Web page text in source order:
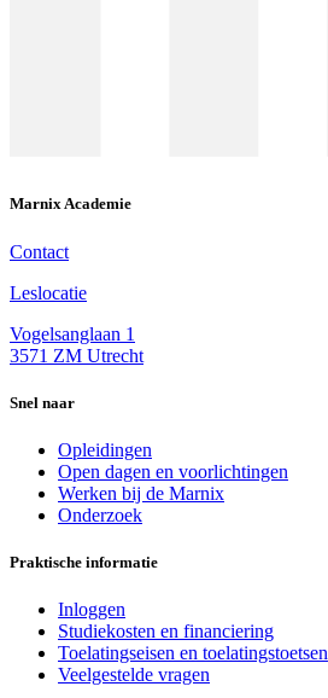
Marnix Academie
Contact
Leslocatie
Vogelsanglaan 1
3571 ZM Utrecht
Snel naar
Opleidingen
Open dagen en voorlichtingen
Werken bij de Marnix
Onderzoek
Praktische informatie
Inloggen
Studiekosten en financiering
Toelatingseisen en toelatingstoetsen
Veelgestelde vragen